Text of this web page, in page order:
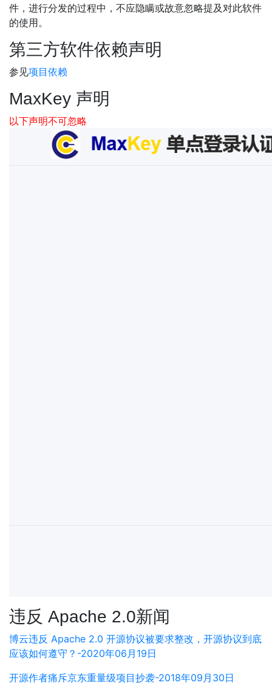
件，进行分发的过程中，不应隐瞒或故意忽略提及对此软件
的使用。
第三方软件依赖声明
参见项目依赖
MaxKey 声明
以下声明不可忽略
违反 Apache 2.0新闻
博云违反 Apache 2.0 开源协议被要求整改，开源协议到底
应该如何遵守？-2020年06月19日
开源作者痛斥京东重量级项目抄袭-2018年09月30日